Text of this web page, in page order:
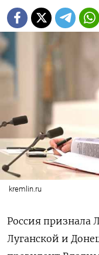
kremlin.ru
Россия признала
Луганской и